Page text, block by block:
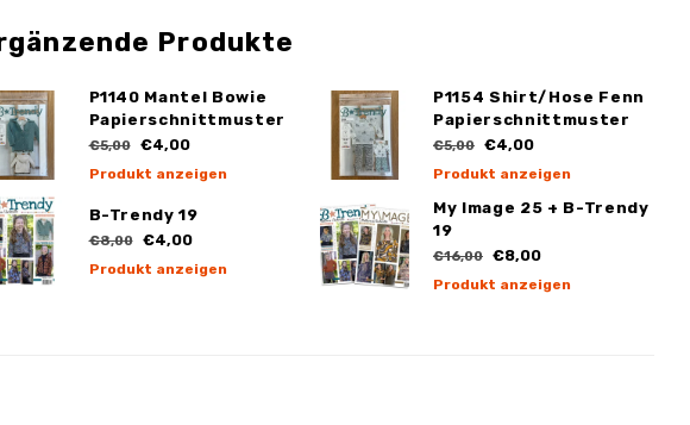
Produkte
P1140 Mantel Bowie
Papierschnittmuster
€5,00 €4,00
Produkt anzeigen
P1154 Shirt/Hose Fenn
Papierschnittmuster
€5,00 €4,00
Produkt anzeigen
B-Trendy 19
€8,00 €4,00
Produkt anzeigen
My Image 25 + B-Trendy
19
€16,00 €8,00
Produkt anzeigen